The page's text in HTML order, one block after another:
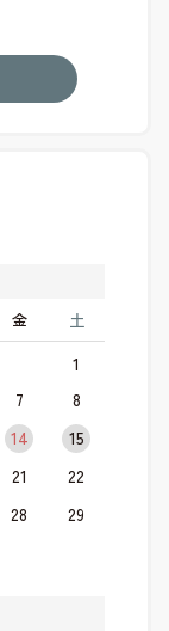
金 土
1
7
8
14
15
21
22
28
29